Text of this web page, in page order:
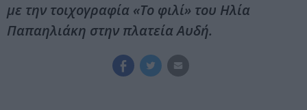
με την τοιχογραφία «Το φιλί» του Ηλία
Παπαηλιάκη στην πλατεία Αυδή.